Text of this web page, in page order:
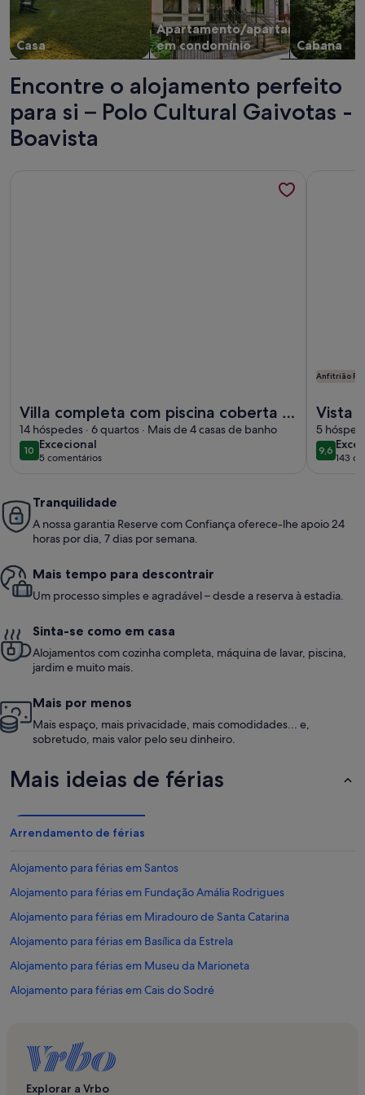
Casa
Apartamento/apartamento
em condomínio
Cabana
Encontre o alojamento perfeito
para si – Polo Cultural Gaivotas -
Boavista
Villa completa com piscina coberta e
campo de padel.Perto da praia.
Acomoda 14.
14 hóspedes · 6 quartos · Mais de 4 casas de banho
1010 de 10
Excecional
excecional
5 comentários
(5
Mais informações sobre o Villa completa com piscina
Anfitrião
Vista
5
9,69,6 de
143
(143
Tranquilidade
A nossa garantia Reserve com Confiança oferece-lhe apoio 24
horas por dia, 7 dias por semana.
Mais tempo para descontrair
Um processo simples e agradável – desde a reserva à estadia.
Sinta-se como em casa
Alojamentos com cozinha completa, máquina de lavar, piscina,
jardim e muito mais.
Mais por menos
Mais espaço, mais privacidade, mais comodidades... e,
sobretudo, mais valor pelo seu dinheiro.
Mais ideias de férias
Arrendamento de férias
Alojamento para férias em Santos
Alojamento para férias em Fundação Amália Rodrigues
Alojamento para férias em Miradouro de Santa Catarina
Alojamento para férias em Basílica da Estrela
Alojamento para férias em Museu da Marioneta
Alojamento para férias em Cais do Sodré
Alojamento para férias em Lapa
Alojamento para férias em Praça do Príncipe Real
Alojamento para férias em Museu do Regimento de Sapadores
Explorar a Vrbo